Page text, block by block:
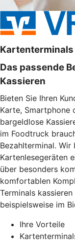
Kartenterminals
Das passende
Kassieren
Bieten Sie Ihren
Karte, Smartphone
bargeldlose
im Foodtruck
Bezahlterminal.
Kartenlesegeräten
über besonders
komfortablen
Terminals
beispielsweise im
Ihre Vorteile